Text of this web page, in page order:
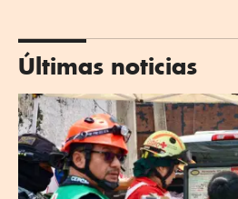
Últimas noticias